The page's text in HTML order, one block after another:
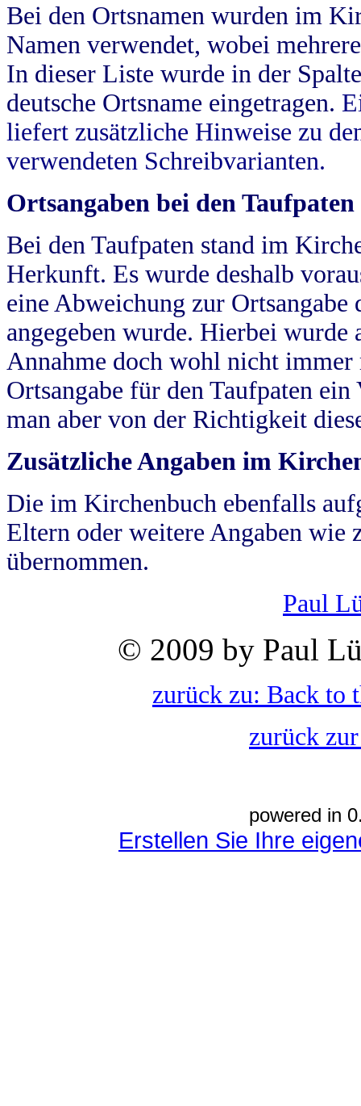
Bei den Ortsnamen wurden im
Namen verwendet, wobei
In dieser Liste wurde in der
deutsche Ortsname eingetragen.
liefert zusätzliche Hinweise zu
verwendeten Schreibvarianten.
Ortsangaben bei den Taufpaten
Bei den Taufpaten stand im
Herkunft. Es wurde deshalb
eine Abweichung zur
angegeben wurde. Hierbei wurde
Annahme doch wohl nicht
Ortsangabe für den Taufpaten
man aber von der Richtigkeit
Zusätzliche Angaben im
Die im Kirchenbuch ebenfalls
Eltern oder weitere Angaben wie
übernommen.
Paul
© 2009 by Paul
zurück zu: Back to
zurück
powered in
Erstellen Sie Ihre